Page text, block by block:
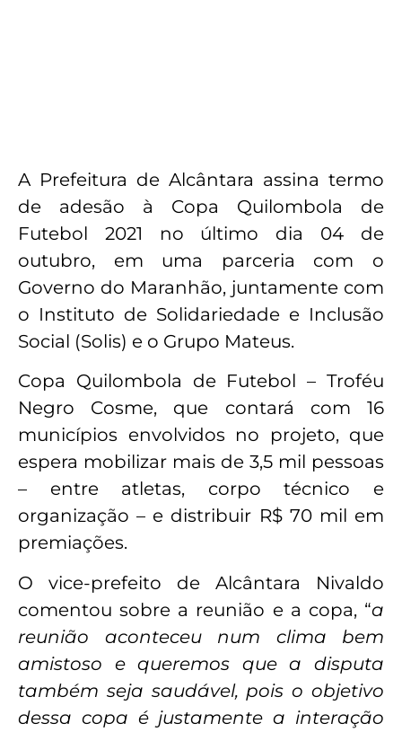
A Prefeitura de Alcântara assina termo
de adesão à Copa Quilombola de
Futebol 2021 no último dia 04 de
outubro, em uma parceria com o
Governo do Maranhão, juntamente com
o Instituto de Solidariedade e Inclusão
Social (Solis) e o Grupo Mateus.
Copa Quilombola de Futebol – Troféu
Negro Cosme, que contará com 16
municípios envolvidos no projeto, que
espera mobilizar mais de 3,5 mil pessoas
– entre atletas, corpo técnico e
organização – e distribuir R$ 70 mil em
premiações.
O vice-prefeito de Alcântara Nivaldo
comentou sobre a reunião e a copa, “a
reunião aconteceu num clima bem
amistoso e queremos que a disputa
também seja saudável, pois o objetivo
dessa copa é justamente a interação